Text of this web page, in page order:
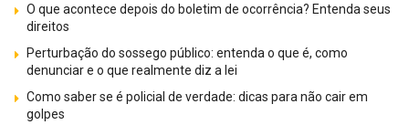
O que acontece depois do boletim de ocorrência? Entenda seus
direitos
Perturbação do sossego público: entenda o que é, como
denunciar e o que realmente diz a lei
Como saber se é policial de verdade: dicas para não cair em
golpes